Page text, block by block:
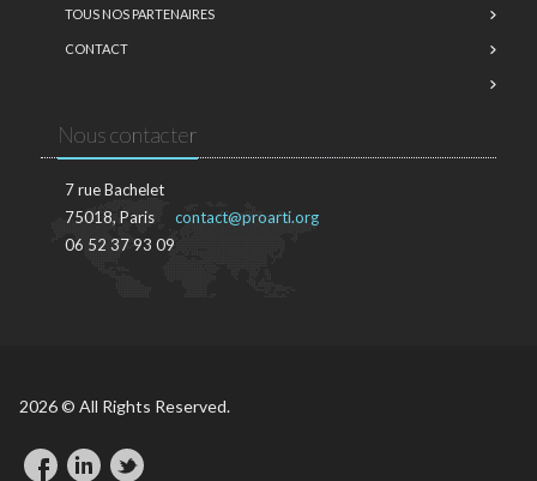
TOUS NOS PARTENAIRES
CONTACT
Nous contacter
7 rue Bachelet
75018, Paris
06 52 37 93 09
contact@proarti.org
2026 © All Rights Reserved.